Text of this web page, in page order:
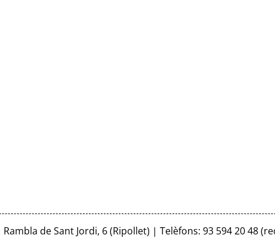
Rambla de Sant Jordi, 6 (Ripollet) | Telèfons: 93 594 20 48